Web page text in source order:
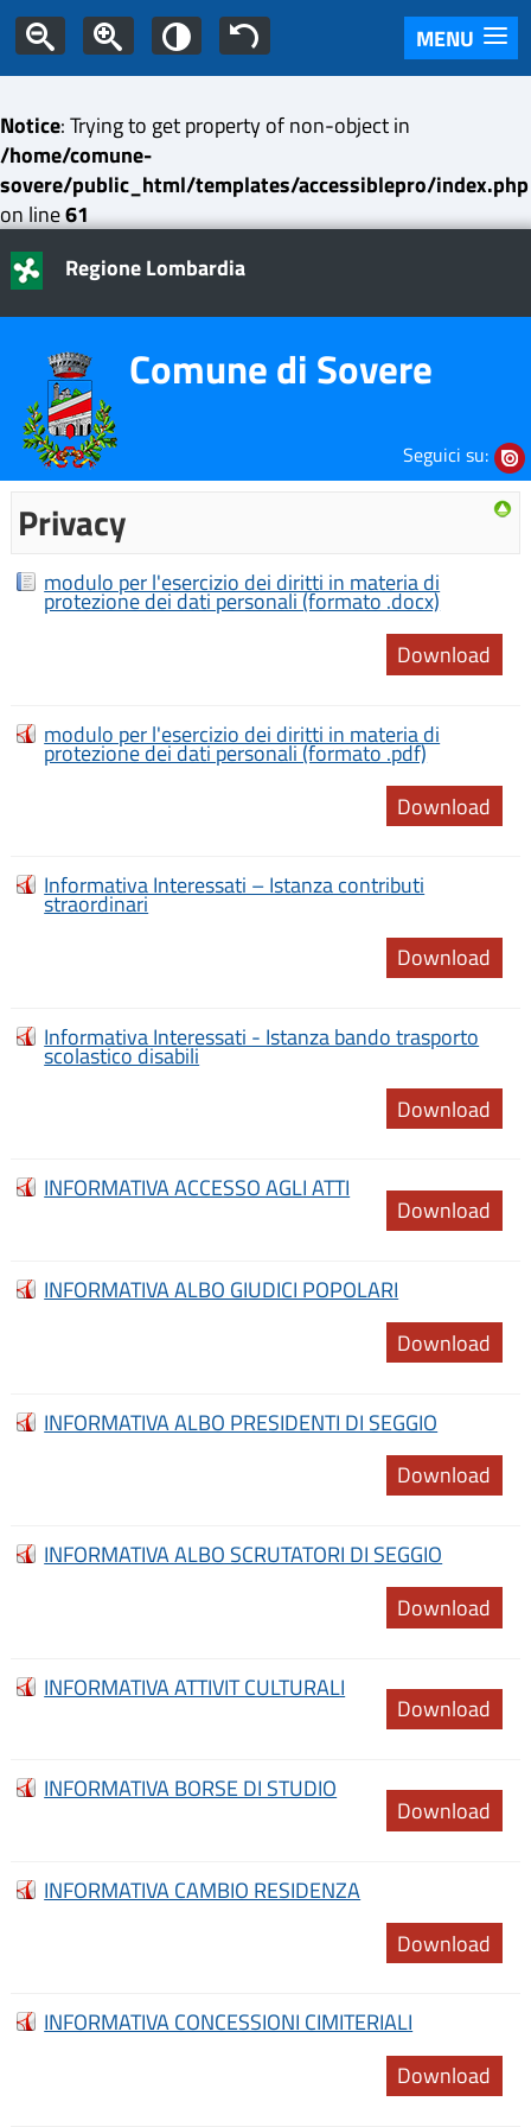
MENU
Notice: Trying to get property of non-object in
/home/comune-
sovere/public_html/templates/accessiblepro/index.php
on line61
Regione Lombardia
Comune di Sovere
Seguici su:
Privacy
modulo per l'esercizio dei diritti in materia di
protezione dei dati personali (formato .docx)
Download
modulo per l'esercizio dei diritti in materia di
protezione dei dati personali (formato .pdf)
Download
Informativa Interessati – Istanza contributi
straordinari
Download
Informativa Interessati - Istanza bando trasporto
scolastico disabili
Download
INFORMATIVA ACCESSO AGLI ATTI
Download
INFORMATIVA ALBO GIUDICI POPOLARI
Download
INFORMATIVA ALBO PRESIDENTI DI SEGGIO
Download
INFORMATIVA ALBO SCRUTATORI DI SEGGIO
Download
INFORMATIVA ATTIVIT CULTURALI
Download
INFORMATIVA BORSE DI STUDIO
Download
INFORMATIVA CAMBIO RESIDENZA
Download
INFORMATIVA CONCESSIONI CIMITERIALI
Download